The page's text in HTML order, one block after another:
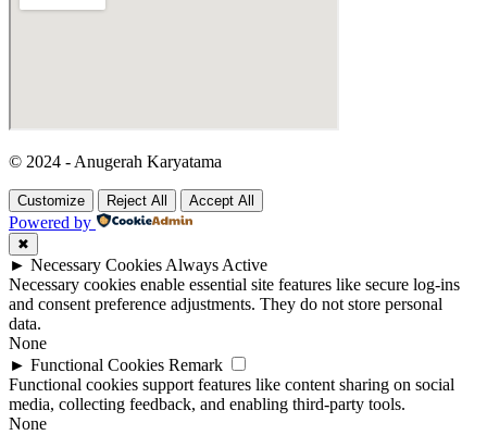
© 2024 - Anugerah Karyatama
Customize Reject All Accept All
Powered by
✖
► Necessary CookiesAlways Active
Necessary cookies enable essential site features like secure log-ins
and consent preference adjustments. They do not store personal
data.
None
► Functional Cookies Remark
Functional cookies support features like content sharing on social
media, collecting feedback, and enabling third-party tools.
None